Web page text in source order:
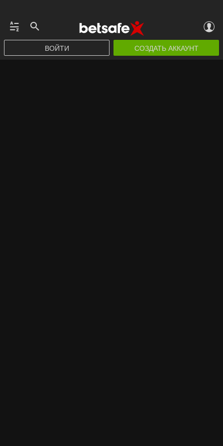
ВОЙТИ СОЗДАТЬ АККАУНТ